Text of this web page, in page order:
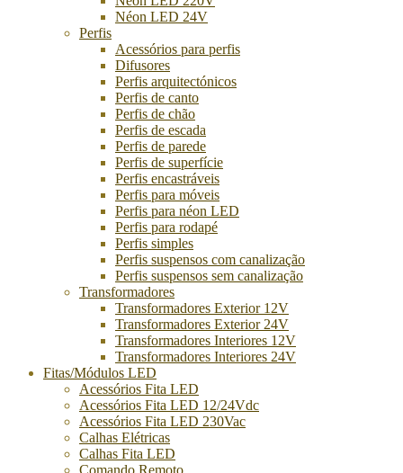
Néon LED 24V
Perfis
Acessórios para perfis
Difusores
Perfis arquitectónicos
Perfis de canto
Perfis de chão
Perfis de escada
Perfis de parede
Perfis de superfície
Perfis encastráveis
Perfis para móveis
Perfis para néon LED
Perfis para rodapé
Perfis simples
Perfis suspensos com canalização
Perfis suspensos sem canalização
Transformadores
Transformadores Exterior 12V
Transformadores Exterior 24V
Transformadores Interiores 12V
Transformadores Interiores 24V
Fitas/Módulos LED
Acessórios Fita LED
Acessórios Fita LED 12/24Vdc
Acessórios Fita LED 230Vac
Calhas Elétricas
Calhas Fita LED
Comando Remoto